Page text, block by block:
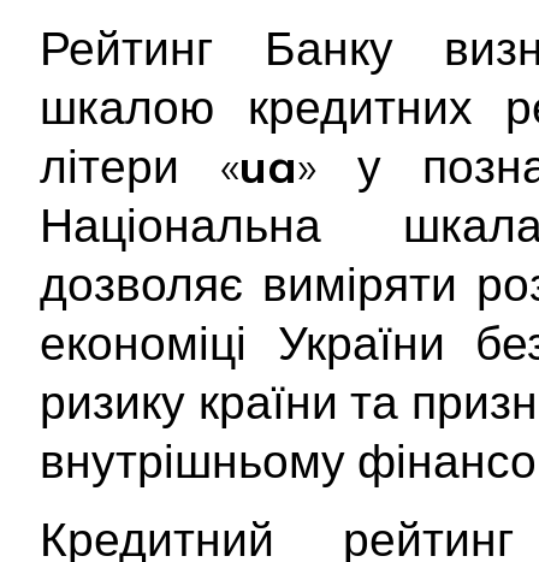
Рейтинг Банку
шкалою кредитних
літери «ua» у
Національна
дозволяє виміряти
економіці України
ризику країни та
внутрішньому
Кредитний